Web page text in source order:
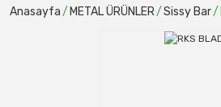
Anasayfa METAL ÜRÜNLER Sissy Bar